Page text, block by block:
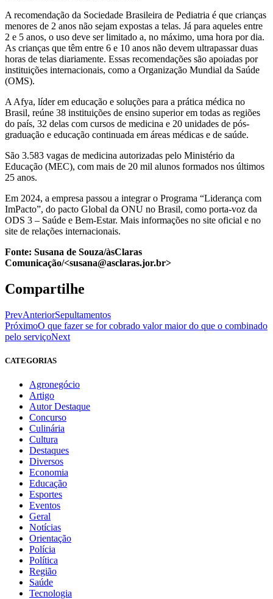
A recomendação da Sociedade Brasileira de Pediatria é que crianças
menores de 2 anos não sejam expostas a telas. Já para aqueles entre
2 e 5 anos, o uso deve ser limitado a, no máximo, uma hora por dia.
As crianças que têm entre 6 e 10 anos não devem ultrapassar duas
horas de telas diariamente. Essas recomendações são apoiadas por
instituições internacionais, como a Organização Mundial da Saúde
(OMS).
A Afya, líder em educação e soluções para a prática médica no
Brasil, reúne 38 instituições de ensino superior em todas as regiões
do país, 32 delas com cursos de medicina e 20 unidades de pós-
graduação e educação continuada em áreas médicas e de saúde.
São 3.583 vagas de medicina autorizadas pelo Ministério da
Educação (MEC), com mais de 20 mil alunos formados nos últimos
25 anos.
Em 2024, a empresa passou a integrar o Programa “Liderança com
ImPacto”, do pacto Global da ONU no Brasil, como porta-voz da
ODS 3 – Saúde e Bem-Estar. Mais informações no site oficial e no
site de relações internacionais.
Fonte: Susana de Souza/àsClaras
Comunicação/<susana@asclaras.jor.br>
Compartilhe
PrevAnteriorSepultamentos
PróximoO que fazer se for cobrado valor maior do que o combinado
pelo serviçoNext
CATEGORIAS
Agronegócio
Artigo
Autor Destaque
Concurso
Culinária
Cultura
Destaques
Diversos
Economia
Educação
Esportes
Eventos
Geral
Notícias
Orientação
Polícia
Política
Região
Saúde
Tecnologia